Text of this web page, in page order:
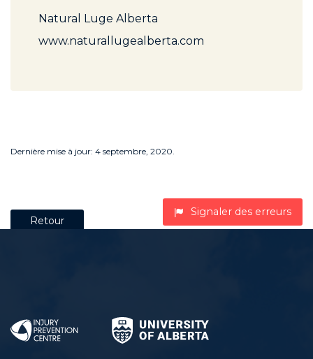
Natural Luge Alberta
www.naturallugealberta.com
Dernière mise à jour: 4 septembre, 2020.
Retour
Signaler des erreurs